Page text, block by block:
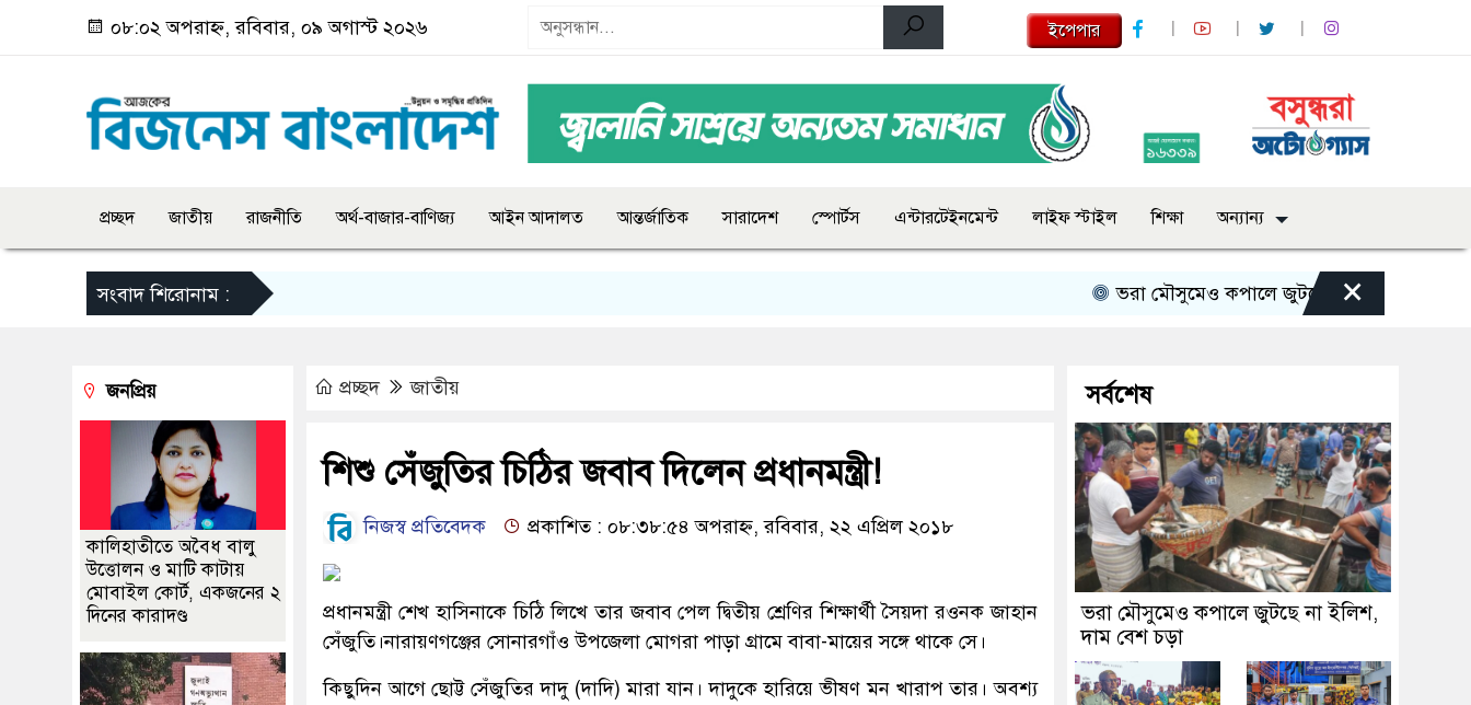
০৮:০২ অপরাহ্ন, রবিবার, ০৯ অগাস্ট ২০২৬ ইপেপার
প্রচ্ছদ জাতীয় রাজনীতি অর্থ-বাজার-বাণিজ্য আইন আদালত আন্তর্জাতিক সারাদেশ স্পোর্টস এন্টারটেইনমেন্ট লাইফ স্টাইল শিক্ষা অন্যান্য
সংবাদ শিরোনাম : ভরা মৌসুমেও কপালে জুটছে না ইলিশ, দাম বেশ চড়া
×
প্রচ্ছদ জাতীয়
শিশু সেঁজুতির চিঠির জবাব দিলেন প্রধানমন্ত্রী!
নিজস্ব প্রতিবেদক প্রকাশিত : ০৮:৩৮:৫৪ অপরাহ্ন, রবিবার, ২২ এপ্রিল ২০১৮
প্রধানমন্ত্রী শেখ হাসিনাকে চিঠি লিখে তার জবাব পেল দ্বিতীয় শ্রেণির শিক্ষার্থী সৈয়দা রওনক জাহান
সেঁজুতি।নারায়ণগঞ্জের সোনারগাঁও উপজেলা মোগরা পাড়া গ্রামে বাবা-মায়ের সঙ্গে থাকে সে।
কিছুদিন আগে ছোট্ট সেঁজুতির দাদু (দাদি) মারা যান। দাদুকে হারিয়ে ভীষণ মন খারাপ তার। অবশ্য
জনপ্রিয়
কালিহাতীতে অবৈধ বালু
উত্তোলন ও মাটি কাটায়
মোবাইল কোর্ট, একজনের ২
দিনের কারাদণ্ড
সর্বশেষ
ভরা মৌসুমেও কপালে জুটছে না ইলিশ,
দাম বেশ চড়া